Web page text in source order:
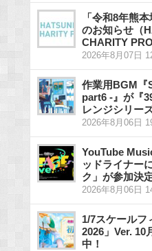
「令和8年熊
のお知らせ（
CHARITY
2026年8月07日
作業用BGM『
part6 -』が『
レンジシリー
2026年8月06日
YouTube
ッドライナー
ク」が参加決
2026年8月06日
1/7スケールフ
2026」Ver. 10
中！